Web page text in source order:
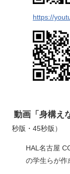
https://
動画「身構え
秒版・45秒版）​
HAL名古屋
の学生らが作